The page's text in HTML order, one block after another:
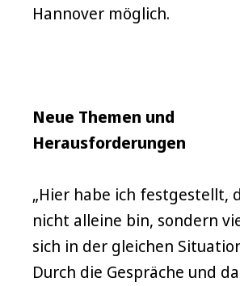
Hannover möglich.
Neue Themen und
Herausforderungen
„Hier habe ich festgestellt,
nicht alleine bin, sondern
sich in der gleichen
Durch die Gespräche und